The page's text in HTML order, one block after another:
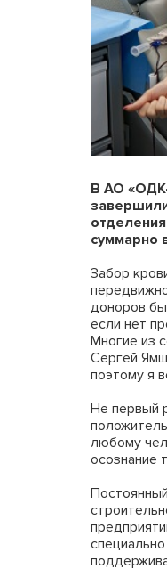
В АО
суммарно
Забор
доноров
если нет
Многие из
Сергей
поэтому я
Не первый
любому
осознание